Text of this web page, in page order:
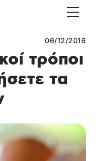
06/12/2016
τρόποι
τα